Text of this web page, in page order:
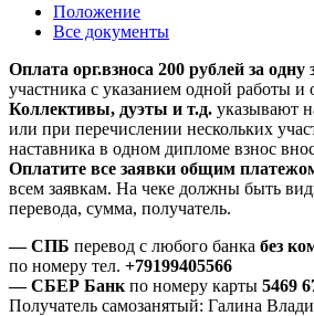
Положение
Все документы
Оплата орг.взноса 200 рублей за одну
участника с указанием одной работы и
Коллективы, дуэты и т.д. указывают
или при перечислении нескольких
наставника в одном дипломе взнос
Оплатите все заявки общим
всем заявкам. На чеке должны быть
перевода, сумма, получатель.
— СПБ перевод с любого банка без
по номеру тел. +79199405566
— СБЕР Банк по номеру карты 5469
Получатель самозанятый: Галина